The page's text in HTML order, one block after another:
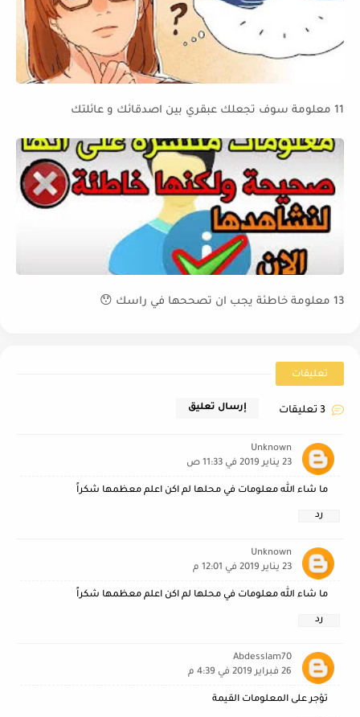
11 معلومة سوف تجعلك عبقري بين اصدقائك و عائلتك
13 معلومة خاطئة يجب ان تصححها في راسك 😯
تعليقات
إرسال تعليق
Unknown
23 يناير 2019 في 11:33 ص
ما شاء الله معلومات في محلها لم اكن اعلم معظمها شكراً
رد
Unknown
23 يناير 2019 في 12:01 م
ما شاء الله معلومات في محلها لم اكن اعلم معظمها شكراً
رد
Abdesslam70
26 فبراير 2019 في 4:39 م
تؤجر على المعلومات القيمة